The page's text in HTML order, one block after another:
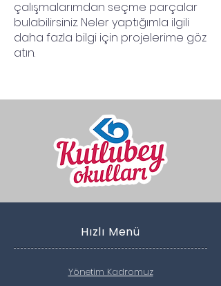
çalışmalarımdan seçme parçalar
bulabilirsiniz. Neler yaptığımla ilgili
daha fazla bilgi için projelerime göz
atın.
Hızlı Menü
Yönetim Kadromuz